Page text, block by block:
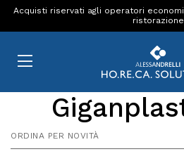
Acquisti riservati agli operatori
ristorazione
ORDINA PER NOVITÀ